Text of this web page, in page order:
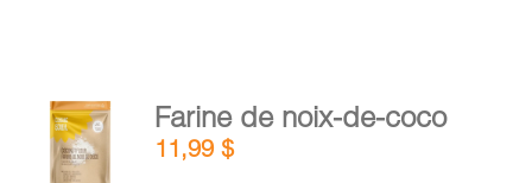
AJOUTER
AU
PANIER
Farine de noix-de-coco
11,99$